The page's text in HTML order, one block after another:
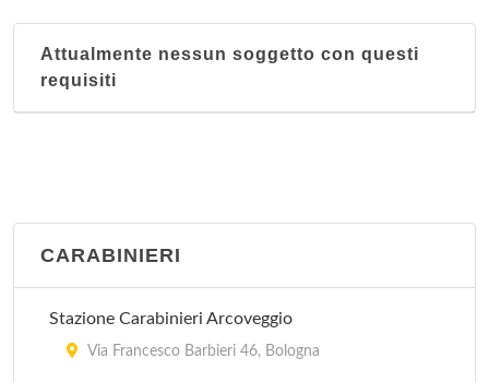
Attualmente nessun soggetto con questi
requisiti
CARABINIERI
Stazione Carabinieri Arcoveggio
Via Francesco Barbieri 46, Bologna